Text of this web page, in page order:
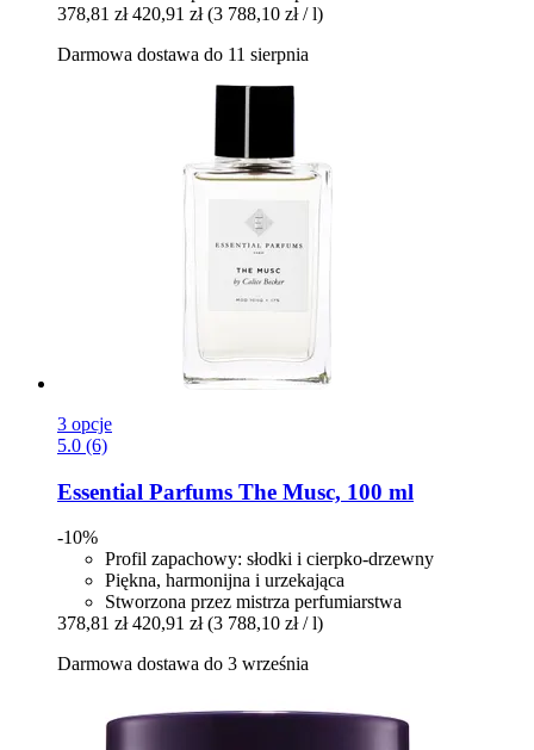
378,81 zł 420,91 zł (3 788,10 zł / l)
Darmowa dostawa do 11 sierpnia
3 opcje
5.0 (6)
Essential Parfums The Musc, 100 ml
-10%
Profil zapachowy: słodki i cierpko-drzewny
Piękna, harmonijna i urzekająca
Stworzona przez mistrza perfumiarstwa
378,81 zł 420,91 zł (3 788,10 zł / l)
Darmowa dostawa do 3 września